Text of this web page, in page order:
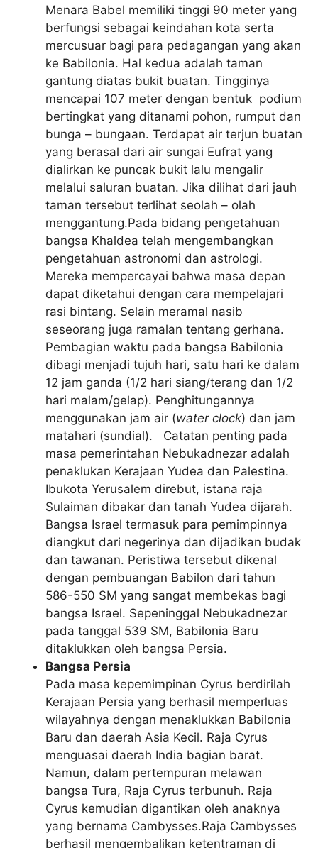
Menara Babel memiliki tinggi 90 meter yang
berfungsi sebagai keindahan kota serta
mercusuar bagi para pedagangan yang akan
ke Babilonia. Hal kedua adalah taman
gantung diatas bukit buatan. Tingginya
mencapai 107 meter dengan bentuk podium
bertingkat yang ditanami pohon, rumput dan
bunga – bungaan. Terdapat air terjun buatan
yang berasal dari air sungai Eufrat yang
dialirkan ke puncak bukit lalu mengalir
melalui saluran buatan. Jika dilihat dari jauh
taman tersebut terlihat seolah – olah
menggantung.Pada bidang pengetahuan
bangsa Khaldea telah mengembangkan
pengetahuan astronomi dan astrologi.
Mereka mempercayai bahwa masa depan
dapat diketahui dengan cara mempelajari
rasi bintang. Selain meramal nasib
seseorang juga ramalan tentang gerhana.
Pembagian waktu pada bangsa Babilonia
dibagi menjadi tujuh hari, satu hari ke dalam
12 jam ganda (1/2 hari siang/terang dan 1/2
hari malam/gelap). Penghitungannya
menggunakan jam air (water clock) dan jam
matahari (sundial). Catatan penting pada
masa pemerintahan Nebukadnezar adalah
penaklukan Kerajaan Yudea dan Palestina.
Ibukota Yerusalem direbut, istana raja
Sulaiman dibakar dan tanah Yudea dijarah.
Bangsa Israel termasuk para pemimpinnya
diangkut dari negerinya dan dijadikan budak
dan tawanan. Peristiwa tersebut dikenal
dengan pembuangan Babilon dari tahun
586-550 SM yang sangat membekas bagi
bangsa Israel. Sepeninggal Nebukadnezar
pada tanggal 539 SM, Babilonia Baru
ditaklukkan oleh bangsa Persia.
Bangsa Persia
Pada masa kepemimpinan Cyrus berdirilah
Kerajaan Persia yang berhasil memperluas
wilayahnya dengan menaklukkan Babilonia
Baru dan daerah Asia Kecil. Raja Cyrus
menguasai daerah India bagian barat.
Namun, dalam pertempuran melawan
bangsa Tura, Raja Cyrus terbunuh. Raja
Cyrus kemudian digantikan oleh anaknya
yang bernama Cambysses.Raja Cambysses
berhasil mengembalikan ketentraman di